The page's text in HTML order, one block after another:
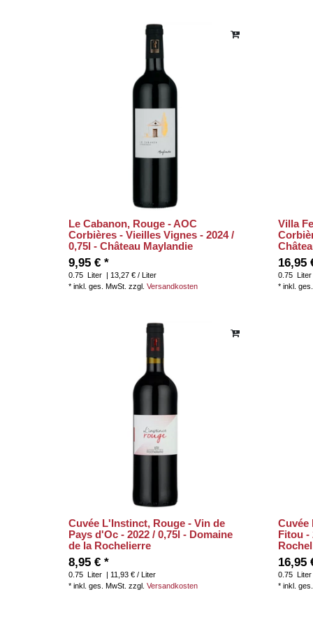
Le Cabanon, Rouge - AOC
Corbières - Vieilles Vignes - 2024 /
0,75l - Château Maylandie
9,95 € *
0.75 Liter
| 13,27 € / Liter
*inkl. ges. MwSt. zzgl.Versandkosten
Villa
16,95
0.75
Liter
*inkl.
Cuvée L'Instinct, Rouge - Vin de
Pays d'Oc - 2022 / 0,75l - Domaine
de la Rochelierre
8,95 € *
0.75 Liter | 11,93 € / Liter
*inkl. ges. MwSt. zzgl.Versandkosten
Cuvée
Fitou -
16,95
0.75 Liter
*inkl.